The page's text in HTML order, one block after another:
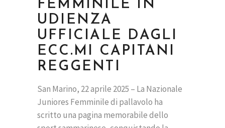
FEMMINILE IN
UDIENZA
UFFICIALE DAGLI
ECC.MI CAPITANI
REGGENTI
San Marino, 22 aprile 2025 – La Nazionale
Juniores Femminile di pallavolo ha
scritto una pagina memorabile dello